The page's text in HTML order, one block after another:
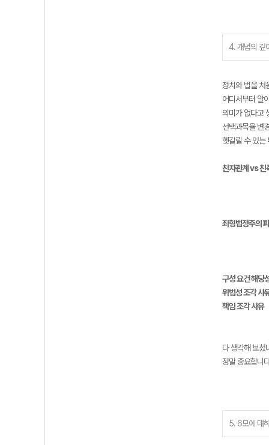
4. 개념의 깊
정치와 법을 처
어디서부터 알
의미가 없다고
선택과목을 변
헷갈릴 수 있는
친자관계 vs 친
죄형법정주의
구성 요건 해당
위법성 조각 사
책임 조각 사유
다 생각해 보셨
정말 중요합니
5. 6모에 대